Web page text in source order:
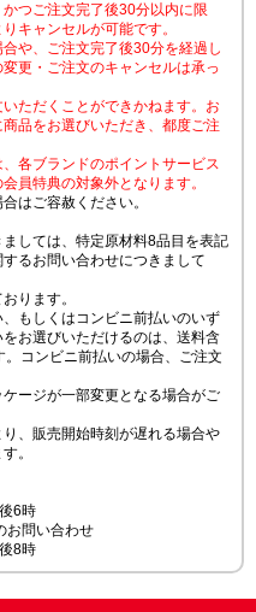
つご注文完了後30分以内に限
キャンセルが可能です。
や、ご注文完了後30分を経過し
更・ご注文のキャンセルは承っ
ただくことができかねます。お
品をお選びいただき、都度ご注
各ブランドのポイントサービス
員特典の対象外となります。
はご容赦ください。
しては、特定原材料8品目を表記
るお問い合わせにつきまして
ります。
もしくはコンビニ前払いのいず
お選びいただけるのは、送料含
コンビニ前払いの場合、ご注文
ージが一部変更となる場合がご
、販売開始時刻が遅れる場合や
。
6時
お問い合わせ
8時